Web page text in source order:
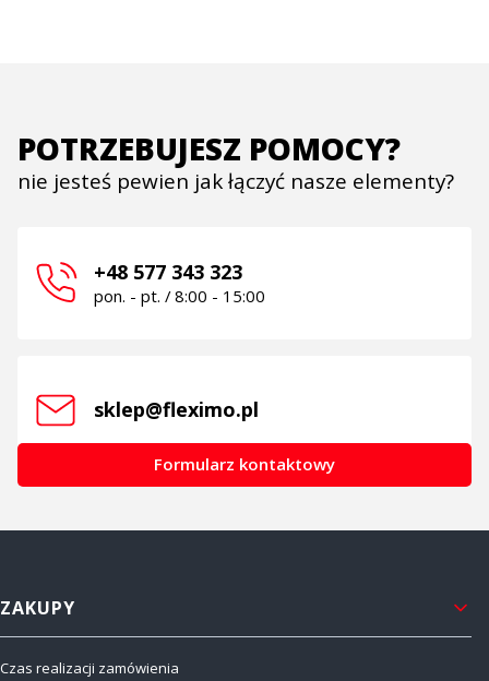
POTRZEBUJESZ POMOCY?
nie jesteś pewien jak łączyć nasze elementy?
+48 577 343 323
pon. - pt. / 8:00 - 15:00
sklep@fleximo.pl
Formularz kontaktowy
Linki w stopce
ZAKUPY
Czas realizacji zamówienia